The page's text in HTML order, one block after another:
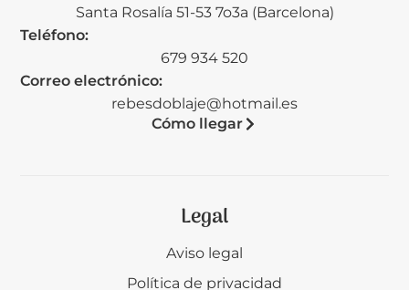
Santa Rosalía 51-53 7o3a (Barcelona)
Teléfono:
679 934 520
Correo electrónico:
rebesdoblaje@hotmail.es
Cómo llegar
Legal
Aviso legal
Política de privacidad